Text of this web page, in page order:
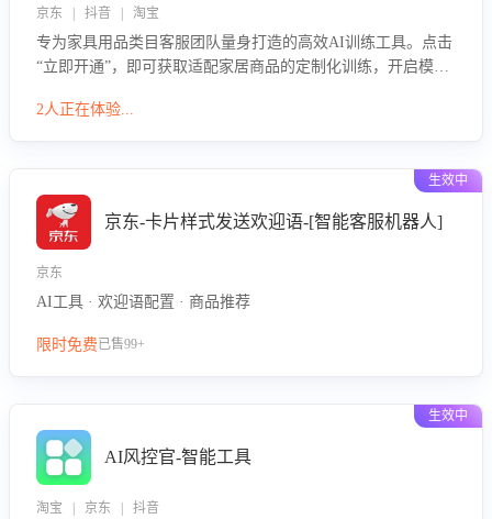
京东 | 抖音 | 淘宝
专为家具用品类目客服团队量身打造的高效AI训练工具。点击
“立即开通”，即可获取适配家居商品的定制化训练，开启模拟
参数咨询等高频场景下的专业应对能力。
2人正在体验...
生效中
京东-卡片样式发送欢迎语-[智能客服机器人]
京东
AI工具 · 欢迎语配置 · 商品推荐
限时免费已售99+
生效中
AI风控官-智能工具
淘宝 | 京东 | 抖音